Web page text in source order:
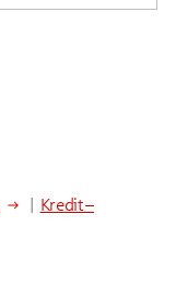
Kredit –